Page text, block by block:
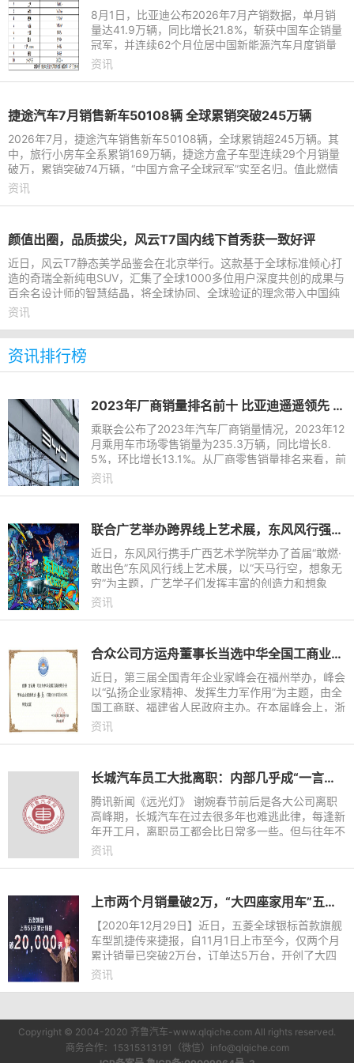
8月1日，比亚迪公布2026年7月产销数据，单月销
量达41.9万辆，同比增长21.8%，斩获中国车企销量
冠军，并连续62个月位居中国新能源汽车月度销量
首位。这份强劲表现延续至下半年，继2026年上半
资讯
捷途汽车7月销售新车50108辆 全球累销突破245万辆
2026年7月，捷途汽车销售新车50108辆，全球累销超245万辆。其
中，旅行小房车全系累销169万辆，捷途方盒子车型连续29个月销量
破万，累销突破74万辆，“中国方盒子全球冠军”实至名归。值此燃情
盛夏，捷途汽车依托旅行
资讯
颜值出圈，品质拔尖，风云T7国内线下首秀获一致好评
近日，风云T7静态美学品鉴会在北京举行。这款基于全球标准倾心打
造的奇瑞全新纯电SUV，汇集了全球1000多位用户深度共创的成果与
百余名设计师的智慧结晶，将全球协同、全球验证的理念带入中国纯
电SUV。品鉴会上，风云
资讯
资讯排行榜
2023年厂商销量排名前十 比亚迪遥遥领先 长城垫底
乘联会公布了2023年汽车厂商销量情况，2023年12
月乘用车市场零售销量为235.3万辆，同比增长8.
5%，环比增长13.1%。从厂商零售销量排名来看，前
十的车企分别为比亚迪、一汽-大众、上汽大众、吉
资讯
联合广艺举办跨界线上艺术展，东风风行强化品牌“年轻化”基因
近日，东风风行携手广西艺术学院举办了首届“敢燃·
敢出色”东风风行线上艺术展，以“天马行空，想象无
穷”为主题，广艺学子们发挥丰富的创造力和想象
力，以场景化内容赋予风行劲狮标和游艇耳目一新的
资讯
合众公司方运舟董事长当选中华全国工商业联合会青年企业家委员会委员
近日，第三届全国青年企业家峰会在福州举办，峰会
以“弘扬企业家精神、发挥生力军作用”为主题，由全
国工商联、福建省人民政府主办。在本届峰会上，浙
江合众新能源汽车有限公司创始人兼董事长方运舟当
资讯
长城汽车员工大批离职：内部几乎成“一言堂”，谁受得了层层汇报挨骂
腾讯新闻《远光灯》 谢婉春节前后是各大公司离职
高峰期，长城汽车在过去很多年也难逃此律，每逢新
年开工月，离职员工都会比日常多一些。但与往年不
同的是，2024年的春节离职潮来势更加汹涌，一场
资讯
上市两个月销量破2万，“大四座家用车”五菱凯捷成为中国家庭用户新选择
【2020年12月29日】近日，五菱全球银标首款旗舰
车型凯捷传来捷报，自11月1日上市至今，仅两个月
累计销量已突破2万台，订单达5万台，开创了大四
座家用车全新品类。为此，五菱品牌宣布成立5050
资讯
Copyright © 2004-2020 齐鲁汽车-www.qlqiche.com All rights reserved.
商务合作：15315313191（微信）info@qlqiche.com